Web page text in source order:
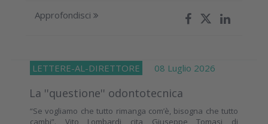
Approfondisci
LETTERE-AL-DIRETTORE 08 Luglio 2026
La ''questione'' odontotecnica
“Se vogliamo che tutto rimanga com’è, bisogna che tutto
cambi”. Vito Lombardi cita Giuseppe Tomasi di